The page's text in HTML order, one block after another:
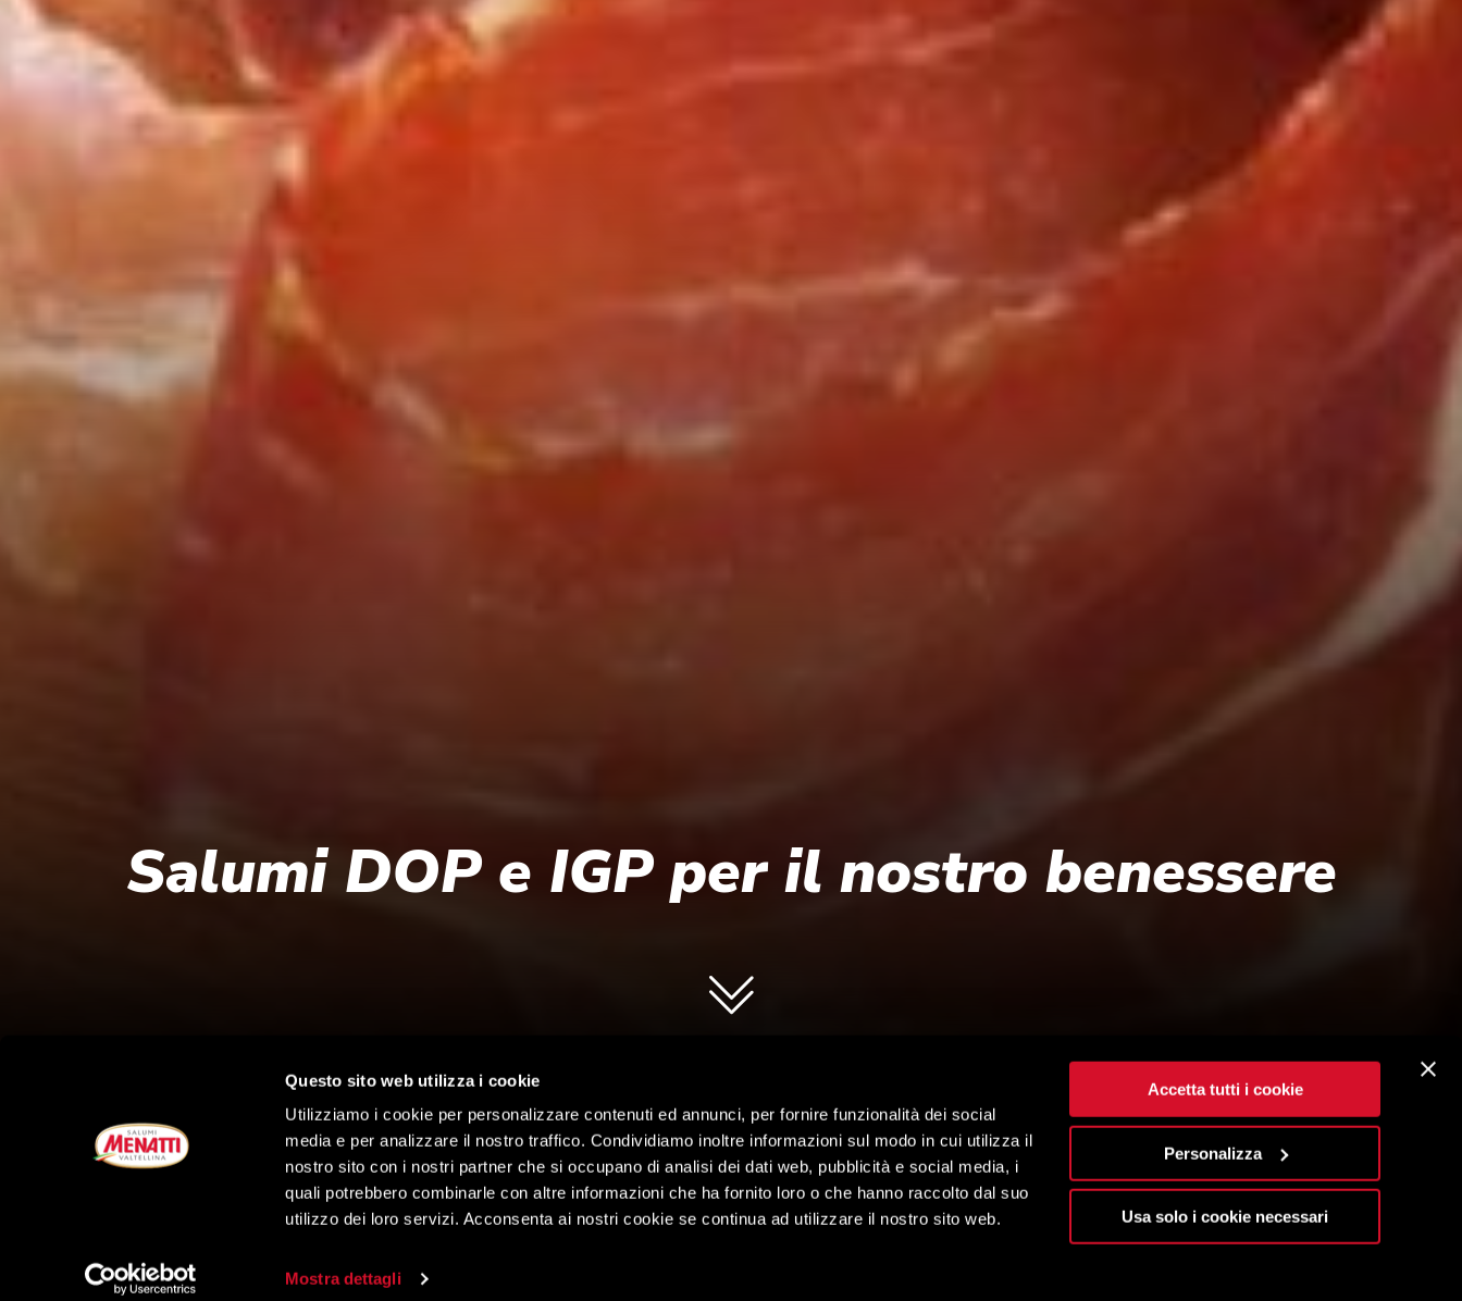
Questo sito web utilizza i cookie
Utilizziamo i cookie per personalizzare contenuti ed annunci, per fornire funzionalità dei social
media e per analizzare il nostro traffico. Condividiamo inoltre informazioni sul modo in cui utilizza il
nostro sito con i nostri partner che si occupano di analisi dei dati web, pubblicità e social media, i
quali potrebbero combinarle con altre informazioni che ha fornito loro o che hanno raccolto dal suo
utilizzo dei loro servizi. Acconsenta ai nostri cookie se continua ad utilizzare il nostro sito web.
Mostra dettagli
Accetta tutti i cookie
Personalizza
Usa solo i cookie necessari
Salumi DOP e IGP per il nostro benessere